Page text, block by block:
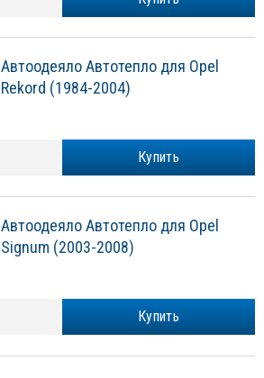
Автоодеяло Автотепло для Opel
Rekord (1984-2004)
Купить
Автоодеяло Автотепло для Opel
Signum (2003-2008)
Купить